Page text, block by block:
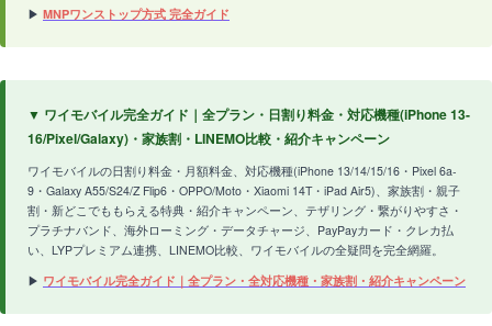
▶ MNPワンストップ方式 完全ガイド
▼ ワイモバイル完全ガイド｜全プラン・日割り料金・対応機種(iPhone 13-
16/Pixel/Galaxy)・家族割・LINEMO比較・紹介キャンペーン
ワイモバイルの日割り料金・月額料金、対応機種(iPhone 13/14/15/16・Pixel 6a-
9・Galaxy A55/S24/Z Flip6・OPPO/Moto・Xiaomi 14T・iPad Air5)、家族割・親子
割・新どこでももらえる特典・紹介キャンペーン、テザリング・繋がりやすさ・
プラチナバンド、海外ローミング・データチャージ、PayPayカード・クレカ払
い、LYPプレミアム連携、LINEMO比較、ワイモバイルの全疑問を完全網羅。
▶ ワイモバイル完全ガイド｜全プラン・全対応機種・家族割・紹介キャンペーン